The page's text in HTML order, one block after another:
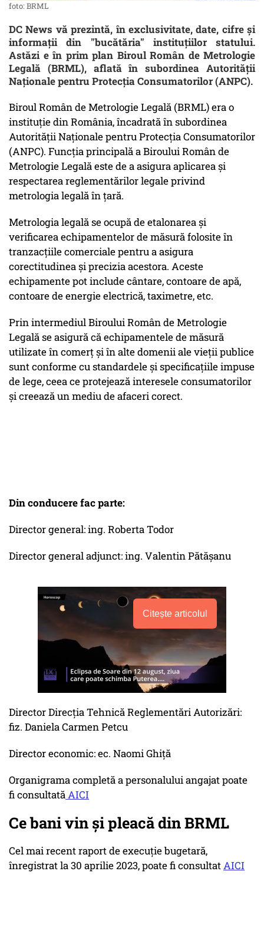
foto: BRML
DC News vă prezintă, în exclusivitate, date, cifre şi
informaţii din "bucătăria" instituţiilor statului.
Astăzi e în prim plan Biroul Român de Metrologie
Legală (BRML), aflată în subordinea Autorității
Naționale pentru Protecția Consumatorilor (ANPC).
Biroul Român de Metrologie Legală (BRML) era o
instituție din România, încadrată în subordinea
Autorității Naționale pentru Protecția Consumatorilor
(ANPC). Funcția principală a Biroului Român de
Metrologie Legală este de a asigura aplicarea și
respectarea reglementărilor legale privind
metrologia legală în țară.
Metrologia legală se ocupă de etalonarea și
verificarea echipamentelor de măsură folosite în
tranzacțiile comerciale pentru a asigura
corectitudinea și precizia acestora. Aceste
echipamente pot include cântare, contoare de apă,
contoare de energie electrică, taximetre, etc.
Prin intermediul Biroului Român de Metrologie
Legală se asigură că echipamentele de măsură
utilizate în comerț și în alte domenii ale vieții publice
sunt conforme cu standardele și specificațiile impuse
de lege, ceea ce protejează interesele consumatorilor
și creează un mediu de afaceri corect.
Din conducere fac parte:
Director general: ing. Roberta Todor
Director general adjunct: ing. Valentin Pătăşanu
Citește articolul
Director Direcţia Tehnică Reglementări Autorizări:
fiz. Daniela Carmen Petcu
Director economic: ec. Naomi Ghiţă
Organigrama completă a personalului angajat poate
fi consultatăAICI
Ce bani vin şi pleacă din BRML
Cel mai recent raport de execuţie bugetară,
înregistrat la 30 aprilie 2023, poate fi consultatAICI